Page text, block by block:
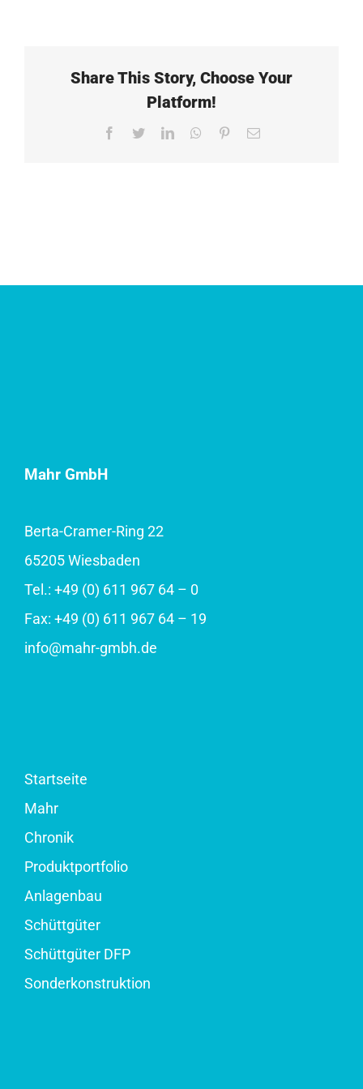
Share This Story, Choose Your
Platform!
Facebook
TwitterLinkedInWhatsApp
Pinterest
E-
Mahr GmbH
Berta-Cramer-Ring 22
65205 Wiesbaden
Tel.: +49 (0) 611 967 64 – 0
Fax: +49 (0) 611 967 64 – 19
info@mahr-gmbh.de
Startseite
Mahr
Chronik
Produktportfolio
Anlagenbau
Schüttgüter
Schüttgüter DFP
Sonderkonstruktion